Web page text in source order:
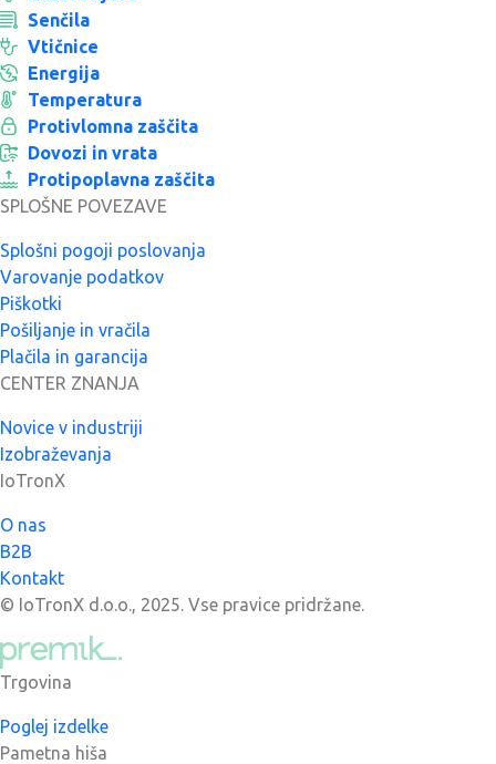
Senčila
Vtičnice
Energija
Temperatura
Protivlomna zaščita
Dovozi in vrata
Protipoplavna zaščita
SPLOŠNE POVEZAVE
Splošni pogoji poslovanja
Varovanje podatkov
Piškotki
Pošiljanje in vračila
Plačila in garancija
CENTER ZNANJA
Novice v industriji
Izobraževanja
IoTronX
O nas
B2B
Kontakt
© IoTronX d.o.o., 2025. Vse pravice pridržane.
Trgovina
Poglej izdelke
Pametna hiša